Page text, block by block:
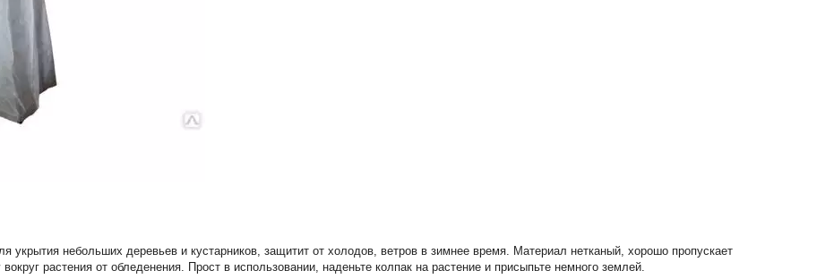
укрытия небольших деревьев и кустарников, защитит от холодов, ветров в зимнее время. Материал нетканый, хорошо пропускает
растения от обледенения. Прост в использовании, наденьте колпак на растение и присыпьте немного землей.